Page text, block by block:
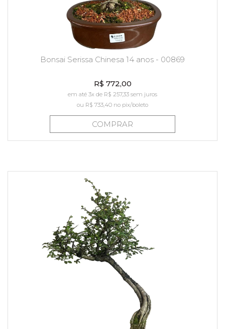
Bonsai Serissa Chinesa 14 anos - 00869
R$ 772,00
em até 3x de R$ 257,33 sem juros
ou R$ 733,40 no pix/boleto
COMPRAR